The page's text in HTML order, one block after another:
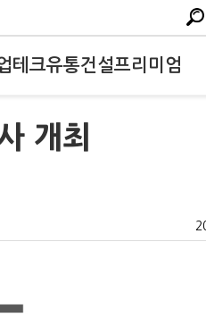
테크유통건설프리미엄
개최